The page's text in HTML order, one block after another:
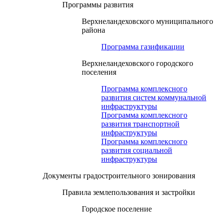
Программы развития
Верхнеландеховского муниципального
района
Программа газификации
Верхнеландеховского городского
поселения
Программа комплексного
развития систем коммунальной
инфраструктуры
Программа комплексного
развития транспортной
инфраструктуры
Программа комплексного
развития социальной
инфраструктуры
Документы градостроительного зонирования
Правила землепользования и застройки
Городское поселение